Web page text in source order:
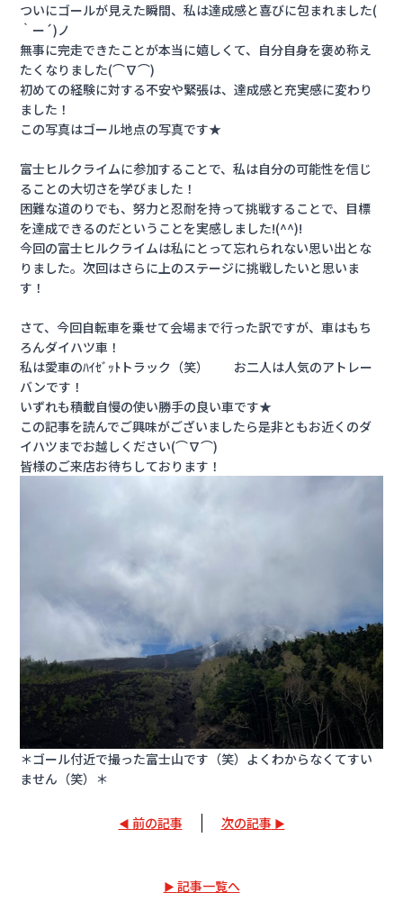
ついにゴールが見えた瞬間、私は達成感と喜びに包まれました(
｀ー´)ノ
無事に完走できたことが本当に嬉しくて、自分自身を褒め称え
たくなりました(⌒∇⌒)
初めての経験に対する不安や緊張は、達成感と充実感に変わり
ました！
この写真はゴール地点の写真です★
富士ヒルクライムに参加することで、私は自分の可能性を信じ
ることの大切さを学びました！
困難な道のりでも、努力と忍耐を持って挑戦することで、目標
を達成できるのだということを実感しました!(^^)!
今回の富士ヒルクライムは私にとって忘れられない思い出とな
りました。次回はさらに上のステージに挑戦したいと思いま
す！
さて、今回自転車を乗せて会場まで行った訳ですが、車はもち
ろんダイハツ車！
私は愛車のﾊｲｾﾞｯﾄトラック（笑） お二人は人気のアトレー
バンです！
いずれも積載自慢の使い勝手の良い車です★
この記事を読んでご興味がございましたら是非ともお近くのダ
イハツまでお越しください(⌒∇⌒)
皆様のご来店お待ちしております！
＊ゴール付近で撮った富士山です（笑）よくわからなくてすい
ません（笑）＊
前の記事 次の記事
記事一覧へ